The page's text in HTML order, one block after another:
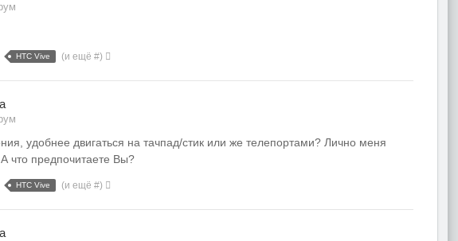
HTC Vive (и ещё #)
удобнее двигаться на тачпад/стик или же телепортами? Лично меня
что предпочитаете Вы?
HTC Vive (и ещё #)